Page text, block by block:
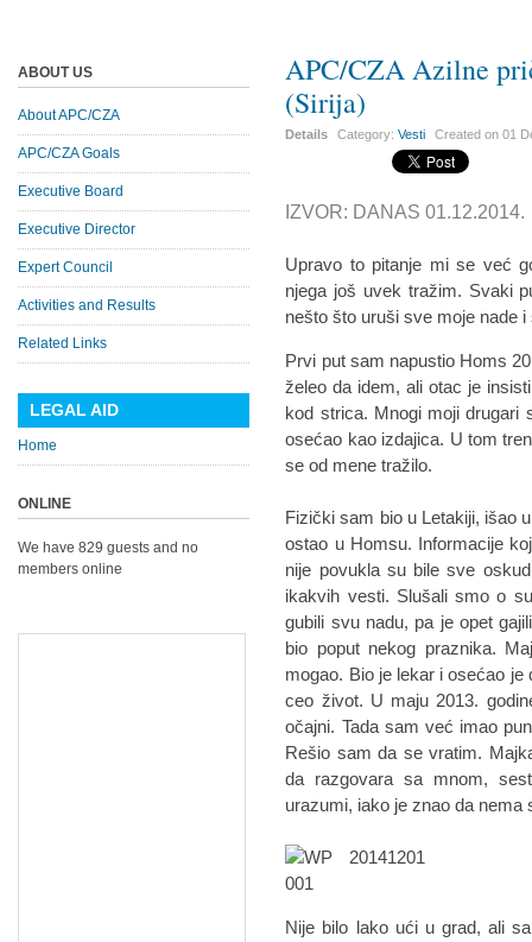
APC/CZA Azilne
(Sirija)
Details Category:Vesti Created on01
IZVOR: DANAS 01.12.2014.
Upravo to pitanje mi se već
njega još uvek tražim. Svaki
nešto što uruši sve moje nade i
Prvi put sam napustio Homs
želeo da idem, ali otac je
kod strica. Mnogi moji drugari
osećao kao izdajica. U tom
se od mene tražilo.
Fizički sam bio u Letakiji, išao
ostao u Homsu. Informacije
nije povukla su bile sve
ikakvih vesti. Slušali smo o
gubili svu nadu, pa je opet
bio poput nekog praznika.
mogao. Bio je lekar i osećao
ceo život. U maju 2013.
očajni. Tada sam već imao
Rešio sam da se vratim.
da razgovara sa mnom,
urazumi, iako je znao da nema
Nije bilo lako ući u grad, ali
ABOUT US
About APC/CZA
APC/CZA Goals
Executive Board
Executive Director
Expert Council
Activities and Results
Related Links
LEGAL AID
Home
ONLINE
We have 829 guests and no
members online